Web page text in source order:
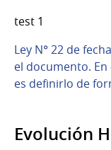
test 1
Ley N° 22 de
el documento.
es definirlo de
Evolución